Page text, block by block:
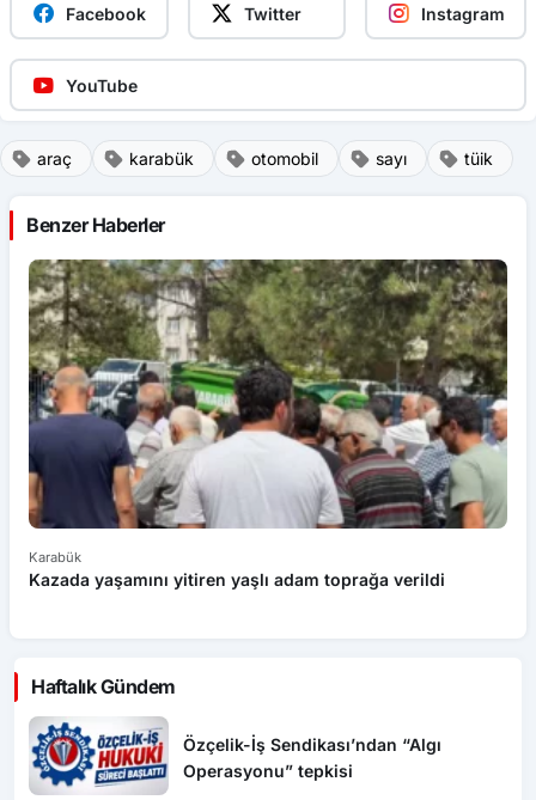
Facebook Twitter Instagram
YouTube
araç karabük otomobil sayı tüik
Benzer Haberler
Karabük
Kazada yaşamını yitiren yaşlı adam toprağa verildi
Haftalık Gündem
Özçelik-İş Sendikası’ndan “Algı
Operasyonu” tepkisi